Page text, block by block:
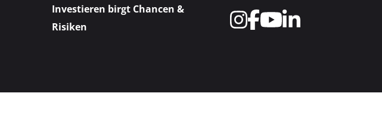
Investieren birgt Chancen &
Risiken